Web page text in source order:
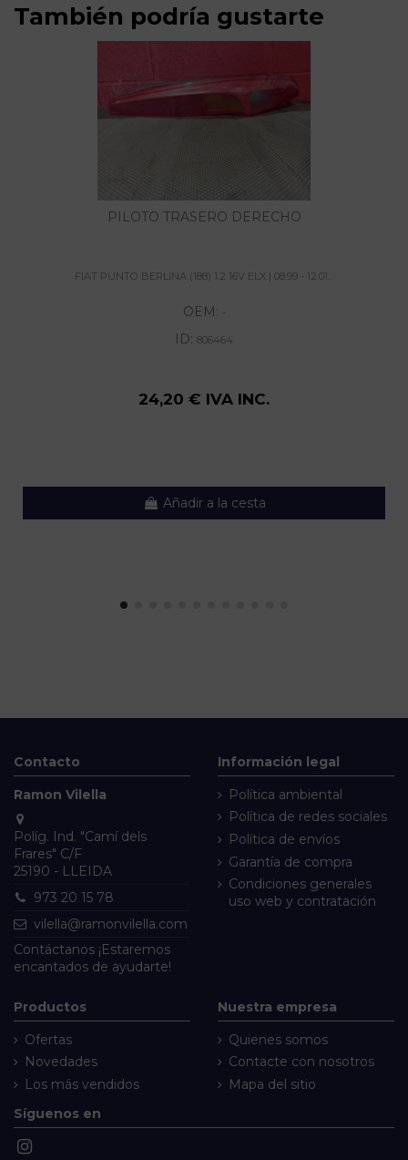
También podría gustarte
PILOTO TRASERO DERECHO
FIAT PUNTO BERLINA (188) 1.2 16V ELX | 08.99 - 12.01...
OEM: -
ID: 806464
24,20 € IVA INC.
Añadir a la cesta
Contacto
Ramon Vilella
Políg. Ind. "Camí dels
Frares" C/F
25190 - LLEIDA
973 20 15 78
vilella@ramonvilella.com
Contáctanos ¡Estaremos
encantados de ayudarte!
Información legal
Política ambiental
Política de redes sociales
Política de envíos
Garantía de compra
Condiciones generales
uso web y contratación
Productos
Ofertas
Novedades
Los más vendidos
Nuestra empresa
Quienes somos
Contacte con nosotros
Mapa del sitio
Síguenos en